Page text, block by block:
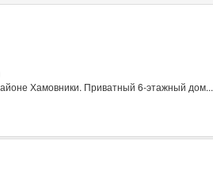
Хамовники. Приватный 6-этажный дом...